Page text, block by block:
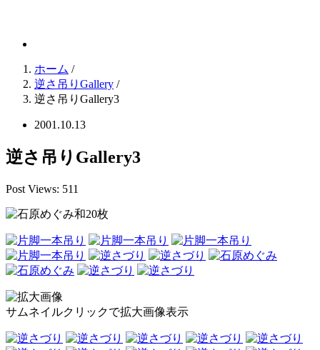
ホーム /
逆さ吊りGallery /
逆さ吊りGallery3
2001.10.13
逆さ吊りGallery3
Post Views: 511
和20枚
サムネイルクリックで拡大画像表示